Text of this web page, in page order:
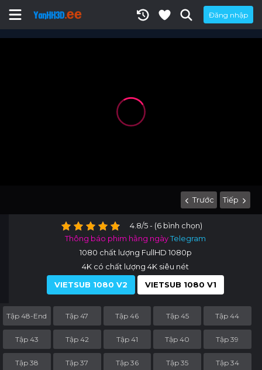
Đăng nhập
Trước Tiếp
4.8/5 - (6 bình chọn)
Thông báo phim hằng ngàyTelegram
1080 chất lượng FullHD 1080p
4K có chất lượng 4K siêu nét
VIETSUB 1080 V2
VIETSUB 1080 V1
Tập 48-End Tập 47 Tập 46 Tập 45 Tập 44
Tập 43 Tập 42 Tập 41 Tập 40 Tập 39
Tập 38 Tập 37 Tập 36 Tập 35 Tập 34